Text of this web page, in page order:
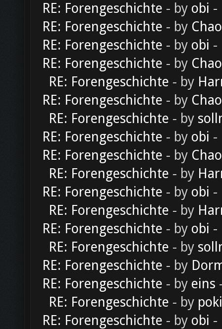
RE: Forengeschichte - by obi -
RE: Forengeschichte - by
RE: Forengeschichte - by obi -
RE: Forengeschichte - by
RE: Forengeschichte - by
RE: Forengeschichte - by
RE: Forengeschichte - by
RE: Forengeschichte - by obi -
RE: Forengeschichte - by
RE: Forengeschichte - by
RE: Forengeschichte - by obi -
RE: Forengeschichte - by
RE: Forengeschichte - by obi -
RE: Forengeschichte - by
RE: Forengeschichte - by
RE: Forengeschichte - by eins
RE: Forengeschichte - by
RE: Forengeschichte - by obi -